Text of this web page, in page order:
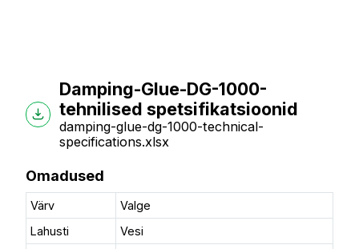
Damping-Glue-DG-1000-
tehnilised spetsifikatsioonid
damping-glue-dg-1000-technical-
specifications.xlsx
Omadused
Värv
Valge
Lahusti
Vesi